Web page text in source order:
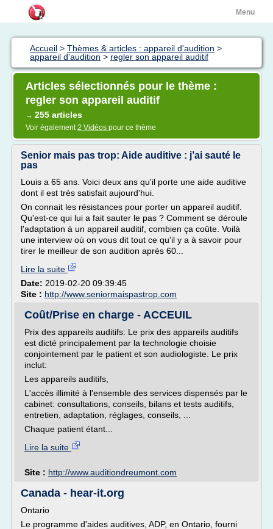
Menu
Accueil > Thèmes & articles : appareil d'audition >
appareil d'audition > regler son appareil auditif
Articles sélectionnés pour le thème :
regler son appareil auditif
→ 255 articles
Voir également2 Vidéos pour ce thème
Senior mais pas trop: Aide auditive : j’ai sauté le
pas
Louis a 65 ans. Voici deux ans qu'il porte une aide auditive
dont il est très satisfait aujourd'hui.
On connait les résistances pour porter un appareil auditif.
Qu'est-ce qui lui a fait sauter le pas ? Comment se déroule
l'adaptation à un appareil auditif, combien ça coûte. Voilà
une interview où on vous dit tout ce qu'il y a à savoir pour
tirer le meilleur de son audition après 60...
Lire la suite
Date: 2019-02-20 09:39:45
Site : http://www.seniormaispastrop.com
Coût/Prise en charge - ACCEUIL
Prix des appareils auditifs: Le prix des appareils auditifs
est dicté principalement par la technologie choisie
conjointement par le patient et son audiologiste. Le prix
inclut:
Les appareils auditifs,
L'accès illimité à l'ensemble des services dispensés par le
cabinet: consultations, conseils, bilans et tests auditifs,
entretien, adaptation, réglages, conseils, ...
Chaque patient étant...
Lire la suite
Site : http://www.auditiondreumont.com
Canada - hear-it.org
Ontario
Le programme d'aides auditives, ADP, en Ontario, fourni